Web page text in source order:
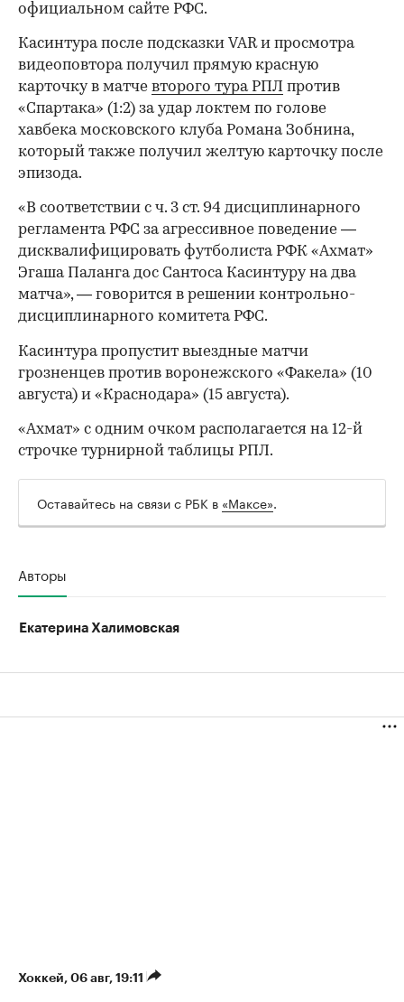
официальном сайте РФС.
Касинтура после подсказки VAR и просмотра
видеоповтора получил прямую красную
карточку в матче второго тура РПЛ против
«Спартака» (1:2) за удар локтем по голове
хавбека московского клуба Романа Зобнина,
который также получил желтую карточку после
эпизода.
«В соответствии с ч. 3 ст. 94 дисциплинарного
регламента РФС за агрессивное поведение —
дисквалифицировать футболиста РФК «Ахмат»
Эгаша Паланга дос Сантоса Касинтуру на два
матча», — говорится в решении контрольно-
дисциплинарного комитета РФС.
00:00 / 00:00
Касинтура пропустит выездные матчи
грозненцев против воронежского «Факела» (10
августа) и «Краснодара» (15 августа).
«Ахмат» с одним очком располагается на 12-й
строчке турнирной таблицы РПЛ.
Оставайтесь на связи с РБК в «Максе».
Авторы
Екатерина Халимовская
Хоккей⁠, 06 авг, 19:11